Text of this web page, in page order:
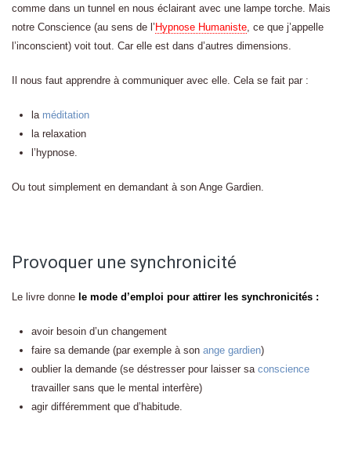
comme dans un tunnel en nous éclairant avec une lampe torche. Mais
notre Conscience (au sens de l’ Hypnose Humaniste, ce que j’appelle
l’inconscient) voit tout. Car elle est dans d’autres dimensions.
Il nous faut apprendre à communiquer avec elle. Cela se fait par :
la méditation
la relaxation
l’hypnose.
Ou tout simplement en demandant à son Ange Gardien.
Provoquer une synchronicité
Le livre donne le mode d’emploi pour attirer les synchronicités :
avoir besoin d’un changement
faire sa demande (par exemple à son ange gardien)
oublier la demande (se déstresser pour laisser sa conscience
travailler sans que le mental interfère)
agir différemment que d’habitude.